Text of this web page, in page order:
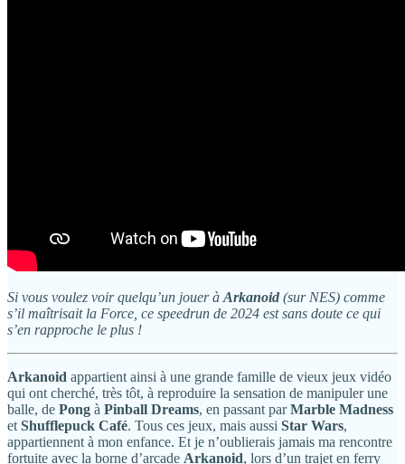
Si vous voulez voir quelqu’un jouer à Arkanoid (sur NES) comme
s’il maîtrisait la Force, ce speedrun de 2024 est sans doute ce qui
s’en rapproche le plus !
Arkanoid appartient ainsi à une grande famille de vieux jeux vidéo
qui ont cherché, très tôt, à reproduire la sensation de manipuler une
balle, de Pong à Pinball Dreams, en passant parMarble Madness
et Shufflepuck Café. Tous ces jeux, mais aussi Star Wars,
appartiennent à mon enfance. Et je n’oublierais jamais ma rencontre
fortuite avec la borne d’arcade Arkanoid, lors d’un trajet en ferry